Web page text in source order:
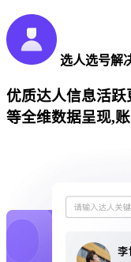
选人选号解
优质达人信息活
等全维数据呈现,